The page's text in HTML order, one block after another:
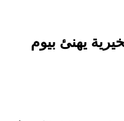
يهنئ بيوم